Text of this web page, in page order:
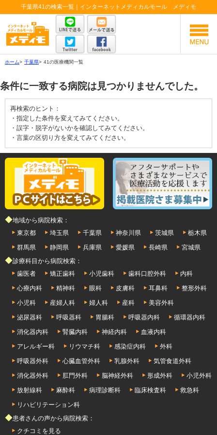
千葉県41の検索一覧｜インターネットメディカルモール メディモ
ホーム> 千葉県> 41の医療機関一覧
条件に一致する病院は見つかりませんでした。
再検索のヒント：
・指定した条件を変えてみてください。
・誤字・脱字がないかを確認してみてください。
・言葉の区切り方を変えてみてください。
◆地域から病院検索：
東京都
埼玉県 千葉県 神奈川県 茨城県
栃木県
群馬県
静岡県 兵庫県 愛媛県 長崎県
宮城県
◆診療科目から病院検索：
歯医者
矯正歯科 小児歯科 歯科口腔外科
内科
心療内科
精神科 眼科 皮膚科 耳鼻科
整形外科
小児科
産婦人科 婦人科 産科
美容外科
泌尿器科
呼吸器科 胃腸科 呼吸器内科
循環器内科
消化器内科
腎臓内科 神経内科
血液内科
アレルギー科
リウマチ科 感染症内科
外科
呼吸器外科
心臓血管外科 乳腺外科
気管食道外科
消化器外科
肛門外科 脳神経外科 形成外科
小児外科
放射線科
麻酔科 病理診断科 臨床検査科
救急科
リハビリテーション科
◆患者さんの声から病院検索：
クチコミを見る